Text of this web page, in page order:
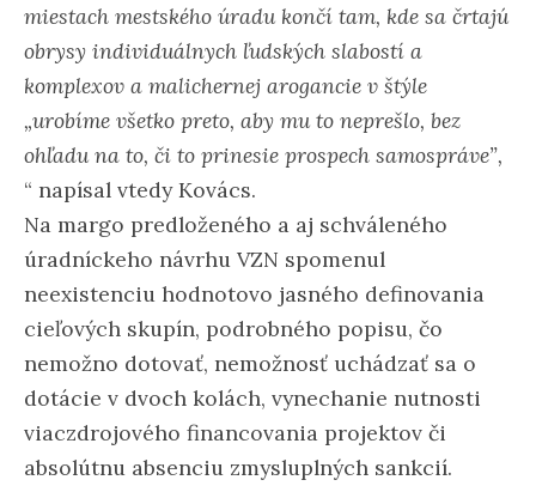
miestach mestského úradu končí tam, kde sa črtajú
obrysy individuálnych ľudských slabostí a
komplexov a malichernej arogancie v štýle
„urobíme všetko preto, aby mu to neprešlo, bez
ohľadu na to, či to prinesie prospech samospráve”,
“ napísal vtedy Kovács.
Na margo predloženého a aj schváleného
úradníckeho návrhu VZN spomenul
neexistenciu hodnotovo jasného definovania
cieľových skupín, podrobného popisu, čo
nemožno dotovať, nemožnosť uchádzať sa o
dotácie v dvoch kolách, vynechanie nutnosti
viaczdrojového financovania projektov či
absolútnu absenciu zmysluplných sankcií.